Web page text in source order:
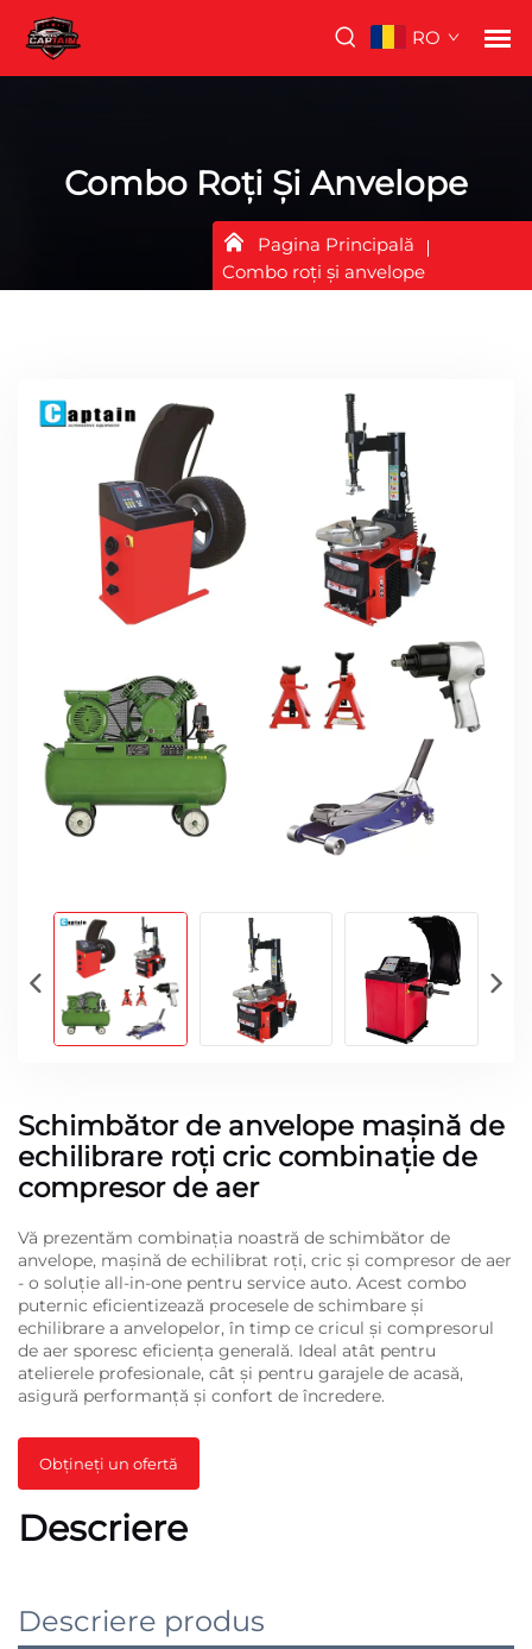
RO
Combo Roți Și Anvelope
Pagina Principală
Combo roți și anvelope
Schimbător de anvelope mașină de
echilibrare roți cric combinație de
compresor de aer
Vă prezentăm combinația noastră de schimbător de
anvelope, mașină de echilibrat roți, cric și compresor de aer
- o soluție all-in-one pentru service auto. Acest combo
puternic eficientizează procesele de schimbare și
echilibrare a anvelopelor, în timp ce cricul și compresorul
de aer sporesc eficiența generală. Ideal atât pentru
atelierele profesionale, cât și pentru garajele de acasă,
asigură performanță și confort de încredere.
Obțineți un ofertă
Descriere
Descriere produs